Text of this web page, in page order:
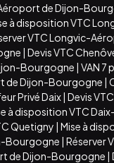
de Dijon-
à disposition VTC
VTC Longvic-
| Devis VTC
Bourgogne | VAN 7
de Dijon-Bourgogne |
Privé Daix| Devis
à disposition VTC
Quetigny | Mise à
Bourgogne | Réserver
de Dijon-Bourgogne |